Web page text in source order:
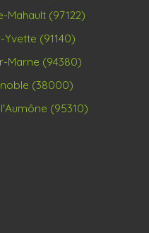
(97122)
(91140)
Marne (94380)
(38000)
(95310)